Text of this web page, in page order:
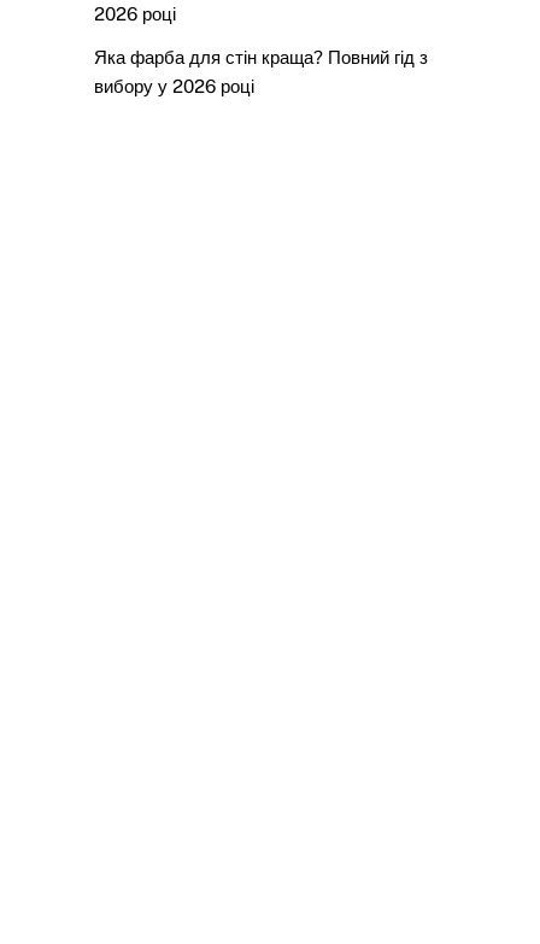
2026 році
Яка фарба для стін краща? Повний гід з
вибору у 2026 році